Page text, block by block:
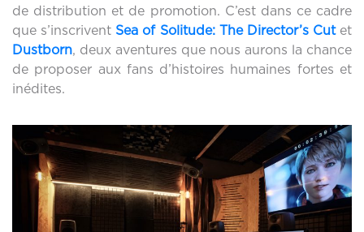
de distribution et de promotion. C’est dans ce cadre
que s’inscrivent Sea of Solitude: The Director’s Cutet
Dustborn, deux aventures que nous aurons la chance
de proposer aux fans d’histoires humaines fortes et
inédites.